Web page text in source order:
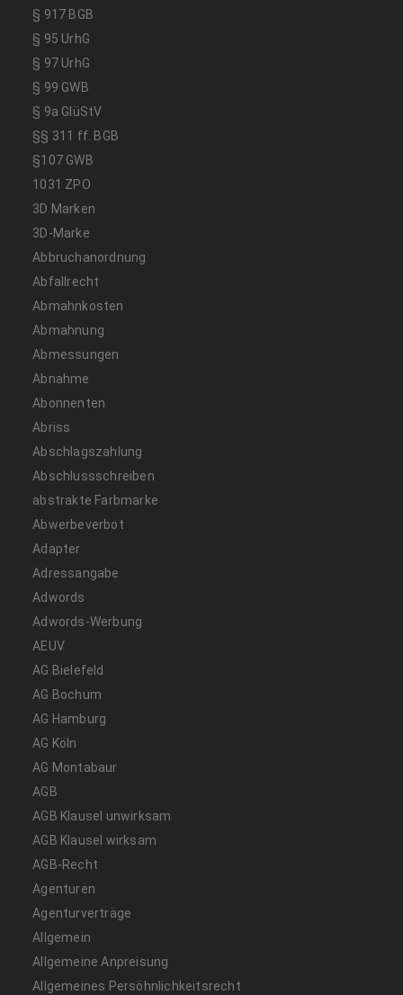
§ 917 BGB
§ 95 UrhG
§ 97 UrhG
§ 99 GWB
§ 9a GlüStV
§§ 311 ff. BGB
§107 GWB
1031 ZPO
3D Marken
3D-Marke
Abbruchanordnung
Abfallrecht
Abmahnkosten
Abmahnung
Abmessungen
Abnahme
Abonnenten
Abriss
Abschlagszahlung
Abschlussschreiben
abstrakte Farbmarke
Abwerbeverbot
Adapter
Adressangabe
Adwords
Adwords-Werbung
AEUV
AG Bielefeld
AG Bochum
AG Hamburg
AG Köln
AG Montabaur
AGB
AGB Klausel unwirksam
AGB Klausel wirksam
AGB-Recht
Agenturen
Agenturverträge
Allgemein
Allgemeine Anpreisung
Allgemeines Persöhnlichkeitsrecht